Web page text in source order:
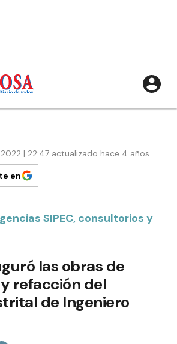
| 22:47 actualizado hace 4 años
en
SIPEC, consultorios y
las obras de
refacción del
de Ingeniero